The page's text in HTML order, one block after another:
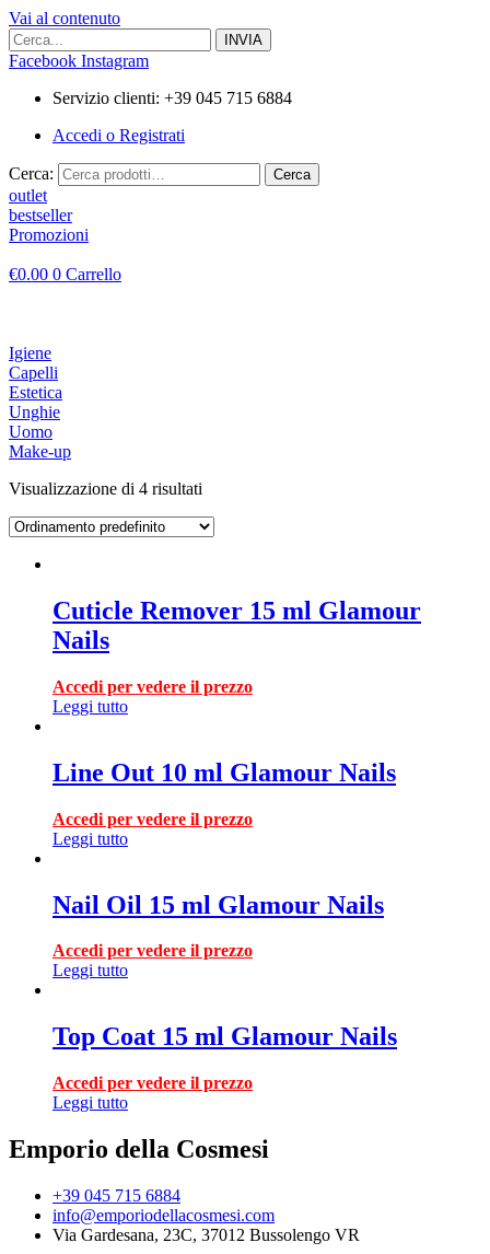
Vai al contenuto
Facebook Instagram
Servizio clienti: +39 045 715 6884
Accedi o Registrati
Cerca: Cerca
outlet
bestseller
Promozioni
€0.00 0 Carrello
Igiene
Capelli
Estetica
Unghie
Uomo
Make-up
Visualizzazione di 4 risultati
Cuticle Remover 15 ml Glamour
Nails
Accedi per vedere il prezzo
Leggi tutto
Line Out 10 ml Glamour Nails
Accedi per vedere il prezzo
Leggi tutto
Nail Oil 15 ml Glamour Nails
Accedi per vedere il prezzo
Leggi tutto
Top Coat 15 ml Glamour Nails
Accedi per vedere il prezzo
Leggi tutto
Emporio della Cosmesi
+39 045 715 6884
info@emporiodellacosmesi.com
Via Gardesana, 23C, 37012 Bussolengo VR